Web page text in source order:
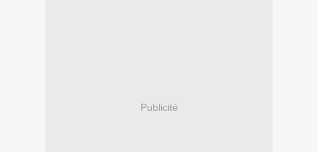
Publicité